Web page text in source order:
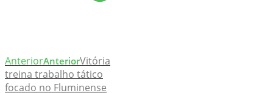
AnteriorAnteriorVitória
treina trabalho tático
focado no Fluminense